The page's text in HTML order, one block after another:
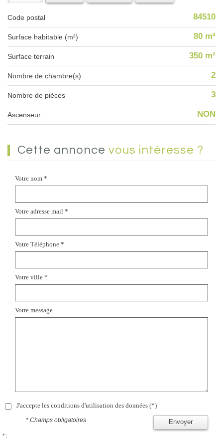
Code postal 84510
Surface habitable (m²) 80 m²
surface terrain 350 m²
Nombre de chambre(s) 2
Nombre de pièces 3
Ascenseur NON
cette annonce vous intéresse ?
Votre nom *
Votre adresse mail *
Votre Téléphone *
Votre ville *
Votre message
J'accepte les conditions d'utilisation des données (*)
Envoyer
* Champs obligatoires
* :